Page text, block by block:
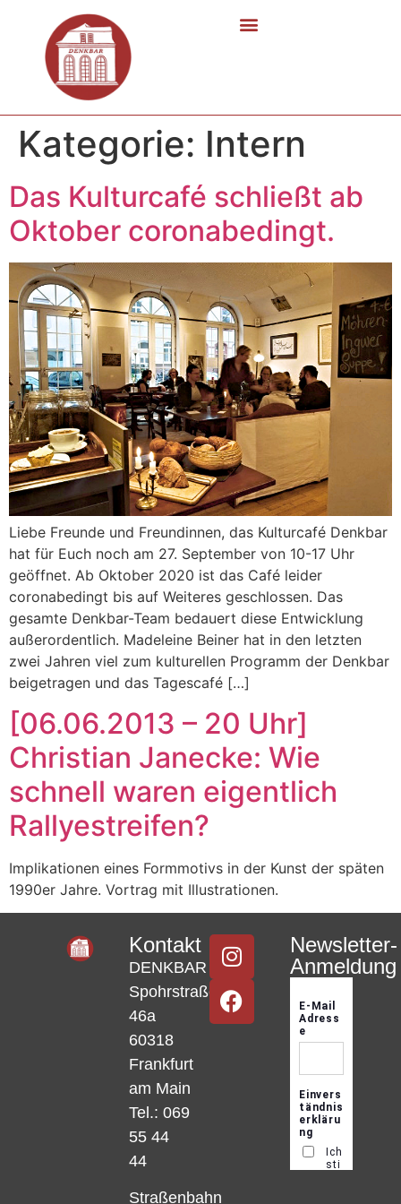
Kategorie: Intern
Das Kulturcafé schließt ab
Oktober coronabedingt.
Liebe Freunde und Freundinnen, das Kulturcafé Denkbar
hat für Euch noch am 27. September von 10-17 Uhr
geöffnet. Ab Oktober 2020 ist das Café leider
coronabedingt bis auf Weiteres geschlossen. Das
gesamte Denkbar-Team bedauert diese Entwicklung
außerordentlich. Madeleine Beiner hat in den letzten
zwei Jahren viel zum kulturellen Programm der Denkbar
beigetragen und das Tagescafé […]
[06.06.2013 – 20 Uhr]
Christian Janecke: Wie
schnell waren eigentlich
Rallyestreifen?
Implikationen eines Formmotivs in der Kunst der späten
1990er Jahre. Vortrag mit Illustrationen.
Kontakt
DENKBAR
Spohrstraße
46a
60318
Frankfurt
am Main
Tel.: 069
55 44
44
Straßenbahn
Newsletter-
Anmeldung